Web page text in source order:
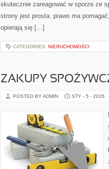
skutecznie zareagować w sporze ze
strony jest prosta: prawo ma
opierają się […]
CATEGORIES: NIERUCHOMOŚCI
ZAKUPY
POSTED BY ADMIN STY - 5 - 2026